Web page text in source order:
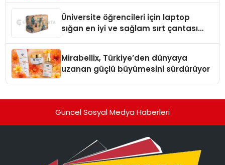
Üniversite öğrencileri için laptop
sığan en iyi ve sağlam sırt çantası
Mirabellix, Türkiye’den dünyaya
uzanan güçlü büyümesini sürdürüyor
Güncel Sosyal Medya Haberleri